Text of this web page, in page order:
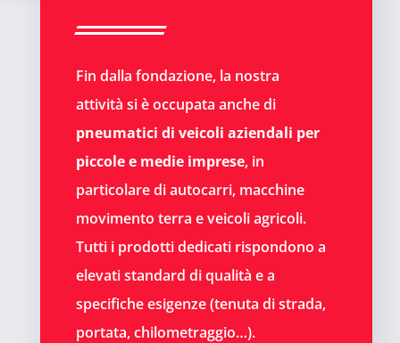
Fin dalla fondazione, la nostra
attività si è occupata anche di
pneumatici di veicoli aziendali per
piccole e medie imprese, in
particolare di autocarri, macchine
movimento terra e veicoli agricoli.
Tutti i prodotti dedicati rispondono a
elevati standard di qualità e a
specifiche esigenze (tenuta di strada,
portata, chilometraggio…).